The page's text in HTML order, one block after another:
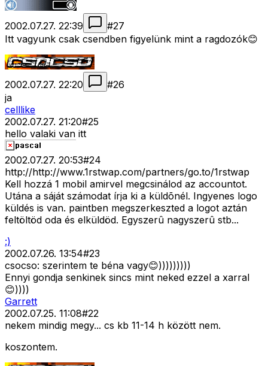
2002.07.27. 22:39 #27
Itt vagyunk csak csendben figyelünk mint a ragdozók😊
2002.07.27. 22:20 #26
ja
celllike
2002.07.27. 21:20#25
hello valaki van itt
2002.07.27. 20:53#24
http://http://www.1rstwap.com/partners/go.to/1rstwap
Kell hozzá 1 mobil amirvel megcsinálod az accountot.
Utána a sáját számodat írja ki a küldõnél. Ingyenes logo
küldés is van. paintben megszerkeszted a logot aztán
feltöltöd oda és elküldöd. Egyszerû nagyszerû stb...
:)
2002.07.26. 13:54#23
csocso: szerintem te béna vagy😊)))))))))
Ennyi gondja senkinek sincs mint neked ezzel a xarral
😊))))
Garrett
2002.07.25. 11:08#22
nekem mindig megy... cs kb 11-14 h között nem.
koszontem.